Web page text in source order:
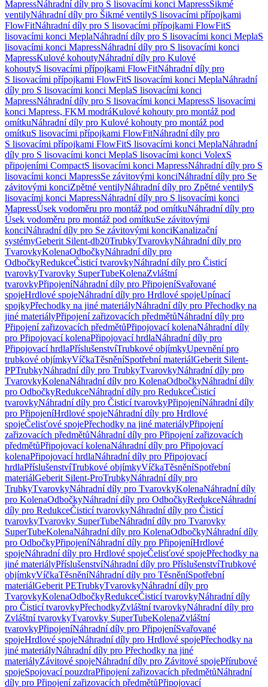
MapressNáhradní díly pro S lisovacími konci MapressŠikmé
ventilyNáhradní díly pro Šikmé ventilyS lisovacími přípojkami
FlowFitNáhradní díly pro S lisovacími přípojkami FlowFitS
lisovacími konci MeplaNáhradní díly pro S lisovacími konci MeplaS
lisovacími konci MapressNáhradní díly pro S lisovacími konci
MapressKulové kohoutyNáhradní díly pro Kulové
kohoutyS lisovacími přípojkami FlowFitNáhradní díly pro
S lisovacími přípojkami FlowFitS lisovacími konci MeplaNáhradní
díly pro S lisovacími konci MeplaS lisovacími konci
MapressNáhradní díly pro S lisovacími konci MapressS lisovacími
konci Mapress, FKM modráKulové kohouty pro montáž pod
omítkuNáhradní díly pro Kulové kohouty pro montáž pod
omítkuS lisovacími přípojkami FlowFitNáhradní díly pro
S lisovacími přípojkami FlowFitS lisovacími konci MeplaNáhradní
díly pro S lisovacími konci MeplaS lisovacími konci VolexS
připojeními CompactS lisovacími konci MapressNáhradní díly pro S
lisovacími konci MapressSe závitovými konciNáhradní díly pro Se
závitovými konciZpětné ventilyNáhradní díly pro Zpětné ventilyS
lisovacími konci MapressNáhradní díly pro S lisovacími konci
MapressÚsek vodoměru pro montáž pod omítkuNáhradní díly pro
Úsek vodoměru pro montáž pod omítkuSe závitovými
konciNáhradní díly pro Se závitovými konciKanalizační
systémyGeberit Silent-db20TrubkyTvarovkyNáhradní díly pro
TvarovkyKolenaOdbočkyNáhradní díly pro
OdbočkyRedukceČisticí tvarovkyNáhradní díly pro Čisticí
tvarovkyTvarovky SuperTubeKolenaZvláštní
tvarovkyPřipojeníNáhradní díly pro PřipojeníSvařované
spojeHrdlové spojeNáhradní díly pro Hrdlové spojeUpínací
spojkyPřechodky na jiné materiályNáhradní díly pro Přechodky na
jiné materiályPřipojení zařizovacích předmětůNáhradní díly pro
Připojení zařizovacích předmětůPřipojovací kolenaNáhradní díly
pro Připojovací kolenaPřipojovací hrdlaNáhradní díly pro
Připojovací hrdlaPříslušenstvíTrubkové objímkyUpevnění pro
trubkové objímkyVíčkaTěsněníSpotřební materiálGeberit Silent-
PPTrubkyNáhradní díly pro TrubkyTvarovkyNáhradní díly pro
TvarovkyKolenaNáhradní díly pro KolenaOdbočkyNáhradní díly
pro OdbočkyRedukceNáhradní díly pro RedukceČisticí
tvarovkyNáhradní díly pro Čisticí tvarovkyPřipojeníNáhradní díly
pro PřipojeníHrdlové spojeNáhradní díly pro Hrdlové
spojeČelisťové spojePřechodky na jiné materiályPřipojení
zařizovacích předmětůNáhradní díly pro Připojení zařizovacích
předmětůPřipojovací kolenaNáhradní díly pro Připojovací
kolenaPřipojovací hrdlaNáhradní díly pro Připojovací
hrdlaPříslušenstvíTrubkové objímkyVíčkaTěsněníSpotřební
materiálGeberit Silent-ProTrubkyNáhradní díly pro
TrubkyTvarovkyNáhradní díly pro TvarovkyKolenaNáhradní díly
pro KolenaOdbočkyNáhradní díly pro OdbočkyRedukceNáhradní
díly pro RedukceČisticí tvarovkyNáhradní díly pro Čisticí
tvarovkyTvarovky SuperTubeNáhradní díly pro Tvarovky
SuperTubeKolenaNáhradní díly pro KolenaOdbočkyNáhradní díly
pro OdbočkyPřipojeníNáhradní díly pro PřipojeníHrdlové
spojeNáhradní díly pro Hrdlové spojeČelisťové spojePřechodky na
jiné materiályPříslušenstvíNáhradní díly pro PříslušenstvíTrubkové
objímkyVíčkaTěsněníNáhradní díly pro TěsněníSpotřební
materiálGeberit PETrubkyTvarovkyNáhradní díly pro
TvarovkyKolenaOdbočkyRedukceČisticí tvarovkyNáhradní díly
pro Čisticí tvarovkyPřechodkyZvláštní tvarovkyNáhradní díly pro
Zvláštní tvarovkyTvarovky SuperTubeKolenaZvláštní
tvarovkyPřipojeníNáhradní díly pro PřipojeníSvařované
spojeHrdlové spojeNáhradní díly pro Hrdlové spojePřechodky na
jiné materiályNáhradní díly pro Přechodky na jiné
materiályZávitové spojeNáhradní díly pro Závitové spojePřírubové
spojeSpojovací pouzdraPřipojení zařizovacích předmětůNáhradní
díly pro Připojení zařizovacích předmětůPřipojovací